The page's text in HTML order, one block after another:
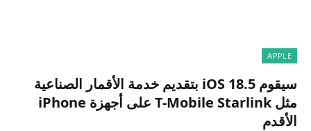
APPLE
سيقوم iOS 18.5 بتقديم خدمة الأقمار الصناعية
مثل T-Mobile Starlink على أجهزة iPhone
الأقدم